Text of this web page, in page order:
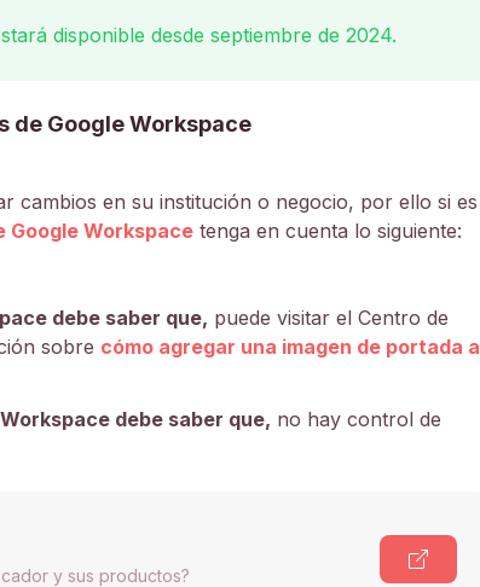
disponible desde septiembre de 2024.
de Google Workspace
cambios en su institución o negocio, por ello si es
Google Workspace tenga en cuenta lo siguiente:
debe saber que, puede visitar el Centro de
sobre cómo agregar una imagen de portada a
debe saber que, no hay control de
y sus productos?